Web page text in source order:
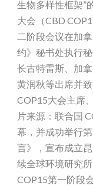
生物多样性框架”
大会（CBD
二阶段会议在加
约》秘书处执行
长古特雷斯、加
黄润秋等出席并
COP15大会主席
片来源：联合国
幕，并成功举行
言》，宣布成立
续全球环境研究
COP15第一阶段